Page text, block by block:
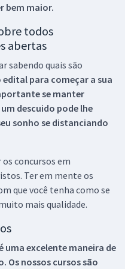
bem maior.
todos
abertas
sabendo quais são
edital para começar a sua
se manter
descuido pode lhe
sonho se distanciando
concursos em
Ter em mente os
que você tenha como se
mais qualidade.
uma excelente maneira de
Os nossos cursos são